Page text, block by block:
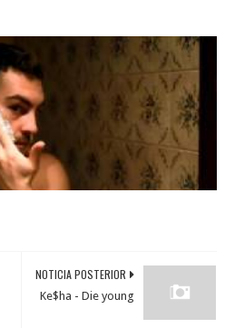
NOTICIA POSTERIOR
Ke$ha - Die young